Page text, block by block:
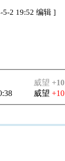
5-2 19:52 编辑 ]
威望 +10
威望 +10